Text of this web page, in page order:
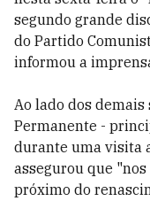
segundo grande
do Partido
informou a
Ao lado dos
Permanente -
durante uma visita
assegurou que
próximo do